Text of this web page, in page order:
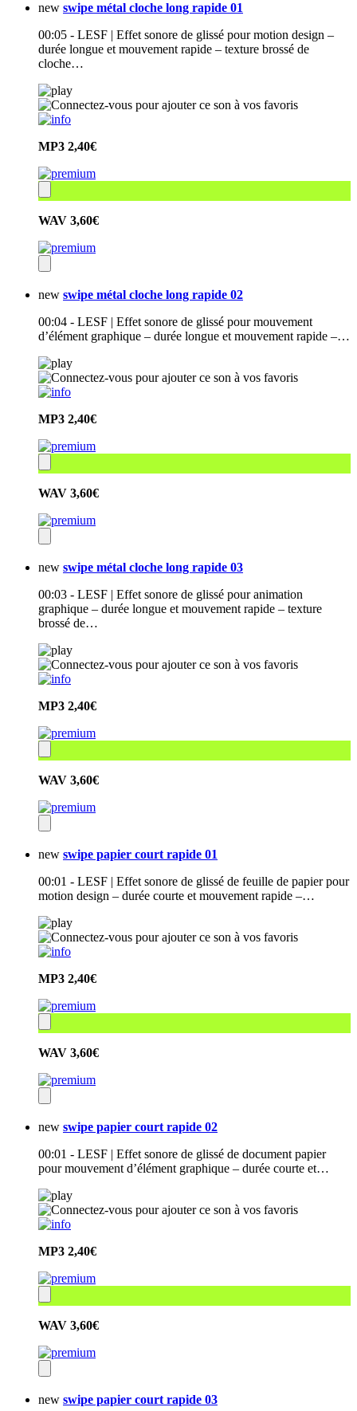
new swipe métal cloche long rapide 01
00:05 - LESF | Effet sonore de glissé pour motion design –
durée longue et mouvement rapide – texture brossé de
cloche…
MP3 2,40€
WAV 3,60€
new swipe métal cloche long rapide 02
00:04 - LESF | Effet sonore de glissé pour mouvement
d’élément graphique – durée longue et mouvement rapide –…
MP3 2,40€
WAV 3,60€
new swipe métal cloche long rapide 03
00:03 - LESF | Effet sonore de glissé pour animation
graphique – durée longue et mouvement rapide – texture
brossé de…
MP3 2,40€
WAV 3,60€
new swipe papier court rapide 01
00:01 - LESF | Effet sonore de glissé de feuille de papier pour
motion design – durée courte et mouvement rapide –…
MP3 2,40€
WAV 3,60€
new swipe papier court rapide 02
00:01 - LESF | Effet sonore de glissé de document papier
pour mouvement d’élément graphique – durée courte et…
MP3 2,40€
WAV 3,60€
new swipe papier court rapide 03